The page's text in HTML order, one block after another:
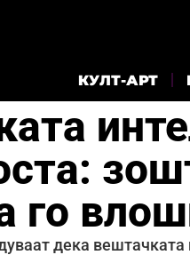
КУЛТ-АРТ
го
дека